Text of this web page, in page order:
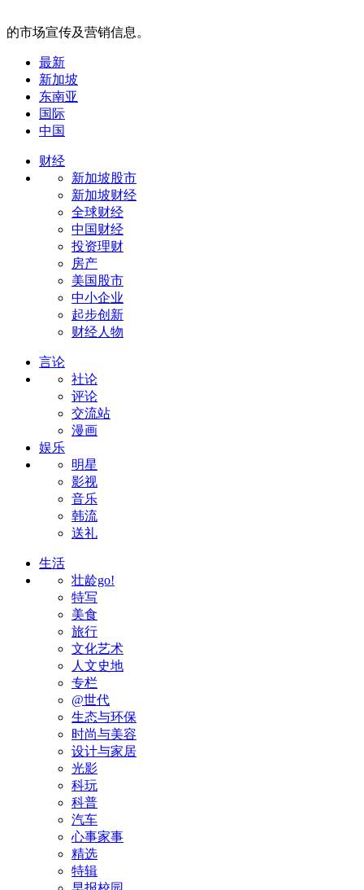
的市场宣传及营销信息。
最新
新加坡
东南亚
国际
中国
财经
新加坡股市
新加坡财经
全球财经
中国财经
投资理财
房产
美国股市
中小企业
起步创新
财经人物
言论
社论
评论
交流站
漫画
娱乐
明星
影视
音乐
韩流
送礼
生活
壮龄go!
特写
美食
旅行
文化艺术
人文史地
专栏
@世代
生态与环保
时尚与美容
设计与家居
光影
科玩
科普
汽车
心事家事
精选
特辑